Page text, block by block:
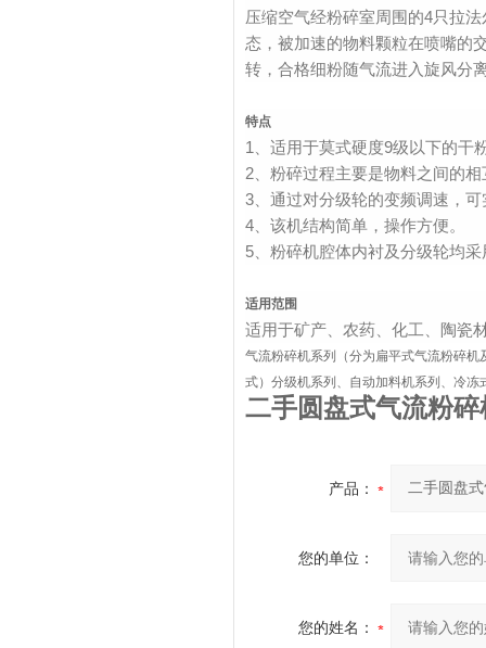
压缩空气经粉碎室周围的4只拉
态，被加速的物料颗粒在喷嘴的
转，合格细粉随气流进入旋风分
特点
1、适用于莫式硬度9级以下的干
2、粉碎过程主要是物料之间的
3、通过对分级轮的变频调速，
4、该机结构简单，操作方便。
5、粉碎机腔体内衬及分级轮均
适用范围
适用于矿产、农药、化工、陶瓷
气流粉碎机系列（分为扁平式气流粉碎
式）分级机系列、自动加料机系列、冷
二手圆盘式气流粉
产品：
您的单位：
您的姓名：